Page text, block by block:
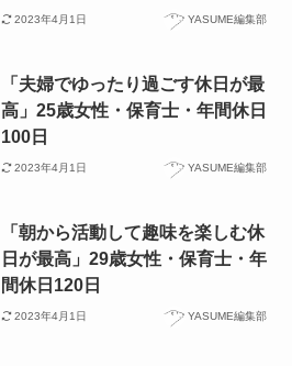
2023年4月1日 YASUME編集部
「夫婦でゆったり過ごす休日が最
高」25歳女性・保育士・年間休日
100日
2023年4月1日 YASUME編集部
「朝から活動して趣味を楽しむ休
日が最高」29歳女性・保育士・年
間休日120日
2023年4月1日 YASUME編集部